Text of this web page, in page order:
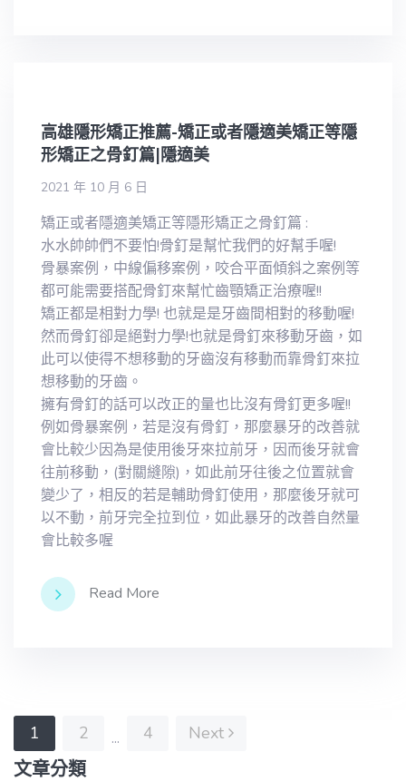
高雄隱形矯正推薦-矯正或者隱適美矯正等隱
形矯正之骨釘篇|隱適美
2021 年 10 月 6 日
矯正或者隱適美矯正等隱形矯正之骨釘篇 :
水水帥帥們不要怕!骨釘是幫忙我們的好幫手喔!
骨暴案例，中線偏移案例，咬合平面傾斜之案例等
都可能需要搭配骨釘來幫忙齒顎矯正治療喔!!
矯正都是相對力學! 也就是是牙齒間相對的移動喔!
然而骨釘卻是絕對力學!也就是骨釘來移動牙齒，如
此可以使得不想移動的牙齒沒有移動而靠骨釘來拉
想移動的牙齒。
擁有骨釘的話可以改正的量也比沒有骨釘更多喔!!
例如骨暴案例，若是沒有骨釘，那麼暴牙的改善就
會比較少因為是使用後牙來拉前牙，因而後牙就會
往前移動，(對關縫隙)，如此前牙往後之位置就會
變少了，相反的若是輔助骨釘使用，那麼後牙就可
以不動，前牙完全拉到位，如此暴牙的改善自然量
會比較多喔
Read More
1 2 ... 4
Next
文章分類